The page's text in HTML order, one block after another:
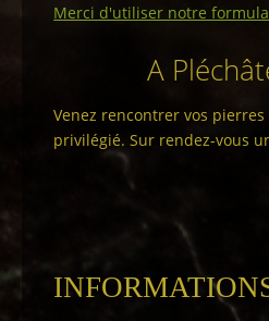
Merci d'utiliser notre
A
Venez rencontrer vos
privilégié. Sur rendez-vous